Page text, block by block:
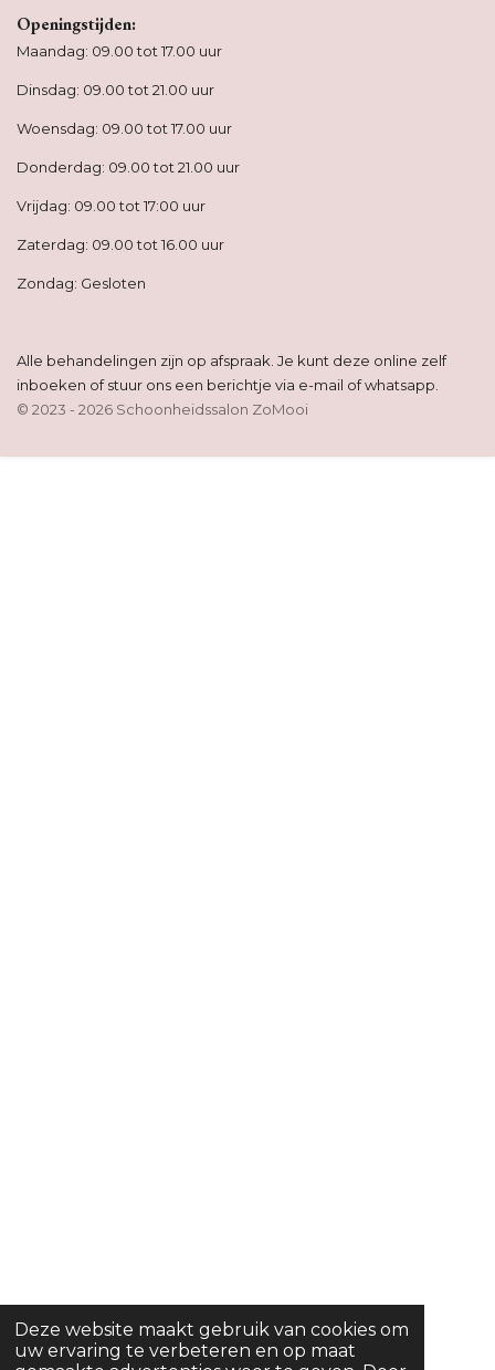
Deze website maakt gebruik van cookies om
uw ervaring te verbeteren en op maat
Openingstijden:
Maandag: 09.00 tot 17.00 uur
Dinsdag: 09.00 tot 21.00 uur
Woensdag: 09.00 tot 17.00 uur
Donderdag: 09.00 tot 21.00 uur
Vrijdag: 09.00 tot 17:00 uur
Zaterdag: 09.00 tot 16.00 uur
Zondag: Gesloten
Alle behandelingen zijn op afspraak. Je kunt deze online zelf
inboeken of stuur ons een berichtje via e-mail of whatsapp.
© 2023 - 2026 Schoonheidssalon ZoMooi